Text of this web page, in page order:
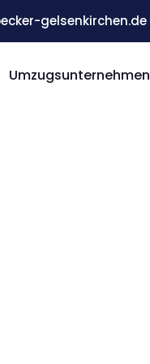
gelsenkirchen.de
Umzugsunternehmen